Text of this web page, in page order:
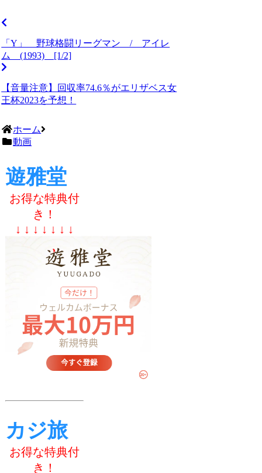
「Y」 野球格闘リーグマン / アイレ
ム (1993) [1/2]
【音量注意】回収率74.6％がエリザベス女
王杯2023を予想！
ホーム
動画
遊雅堂
お得な特典付
き！
↓ ↓ ↓ ↓ ↓ ↓ ↓
カジ旅
お得な特典付
き！